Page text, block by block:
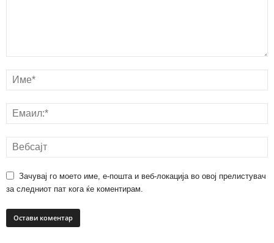
Зачувај го моето име, е-пошта и веб-локација во овој прелистувач
за следниот пат кога ќе коментирам.